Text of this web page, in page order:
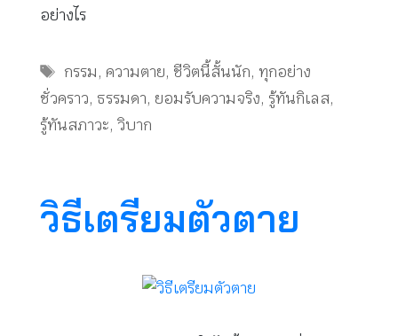
อย่างไร
Tags
กรรม,ความตาย, ชีวิตนี้สั้นนัก, ทุกอย่าง
ชั่วคราว, ธรรมดา, ยอมรับความจริง, รู้ทันกิเลส,
รู้ทันสภาวะ, วิบาก
วิธีเตรียมตัวตาย